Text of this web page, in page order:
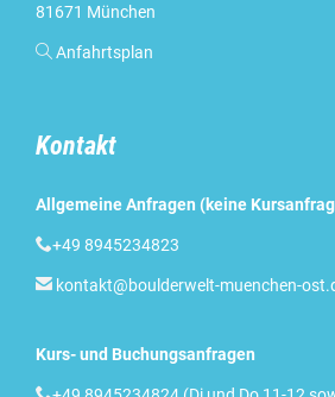
81671 München
 Anfahrtsplan
Kontakt
Allgemeine Anfragen (keine
+49 8945234823
 kontakt@boulderwelt-muenchen-
Kurs- und Buchungsanfragen
